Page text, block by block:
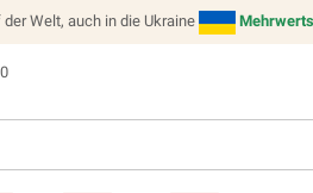
Welt, auch in die Ukraine